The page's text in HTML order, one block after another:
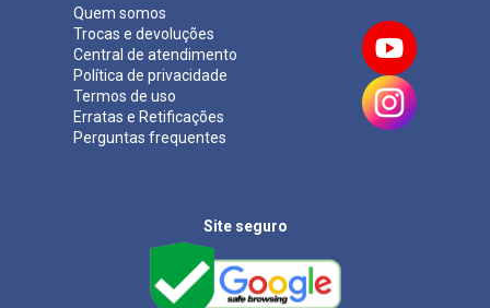
Quem somos
Trocas e devoluções
Central de atendimento
Política de privacidade
Termos de uso
Erratas e Retificações
Perguntas frequentes
Site seguro